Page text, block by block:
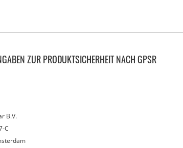
ZUR PRODUKTSICHERHEIT NACH GPSR
B.V.
C